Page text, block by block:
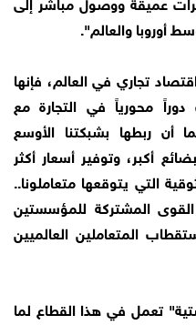
أوروبا والعالم".
تجاري في العالم، فإنها
محورياً في التجارة مع
أن ربطها بشبكتنا الأوسع
أكبر، وتوفير أسعار أكثر
التي يتوقعها متعاملونا..
المشتركة للمؤسستين
المتعاملين العالميين
تعمل في هذا القطاع لما